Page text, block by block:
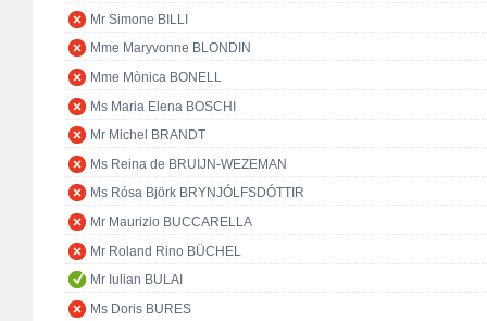
Mr Simone BILLI
Mme Maryvonne BLONDIN
Mme Mònica BONELL
Ms Maria Elena BOSCHI
Mr Michel BRANDT
Ms Reina de BRUIJN-WEZEMAN
Ms Rósa Björk BRYNJÓLFSDÓTTIR
Mr Maurizio BUCCARELLA
Mr Roland Rino BÜCHEL
Mr Iulian BULAI
Ms Doris BURES